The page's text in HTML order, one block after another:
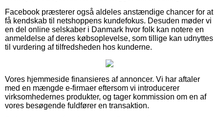
Facebook præsterer også aldeles anstændige chancer for at
få kendskab til netshoppens kundefokus. Desuden møder vi
en del online selskaber i Danmark hvor folk kan notere en
anmeldelse af deres købsoplevelse, som tillige kan udnyttes
til vurdering af tilfredsheden hos kunderne.
Vores hjemmeside finansieres af annoncer. Vi har aftaler
med en mængde e-firmaer eftersom vi introducerer
virksomhedernes produkter, og tager kommission om en af
vores besøgende fuldfører en transaktion.